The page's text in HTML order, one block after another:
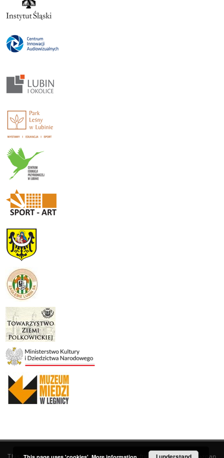
This service runs onDInGO dLibra 6.3.19software created by Poznan